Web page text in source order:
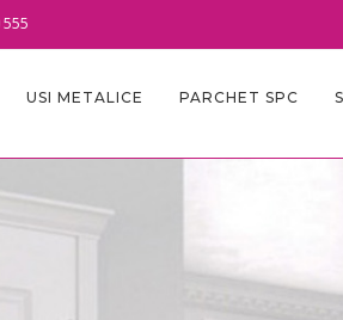
USI METALICE PARCHET SPC